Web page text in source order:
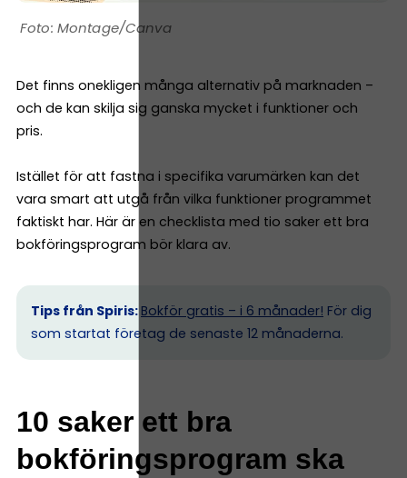
Montage/Canva
Det finns onekligen många alternativ på marknaden –
och de kan skilja sig ganska mycket i funktioner och
pris.
Istället för att fastna i specifika varumärken kan det
vara smart att utgå från vilka funktioner programmet
faktiskt har. Här är en checklista med tio saker ett bra
bokföringsprogram bör klara av.
Tips från Spiris: Bokför gratis – i 6 månader! För dig
som startat företag de senaste 12 månaderna.
10 saker ett bra
bokföringsprogram ska